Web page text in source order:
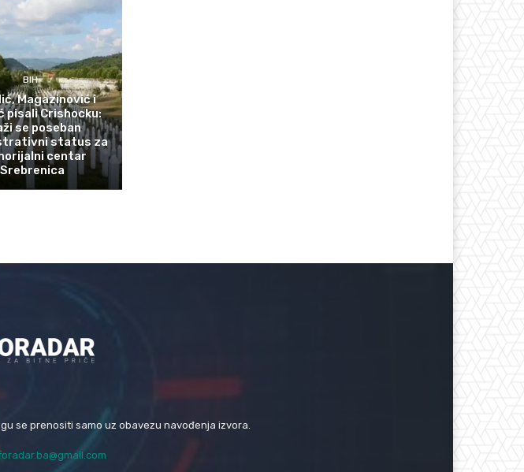
BIH
Magazinović i
pisali Crishocku:
se poseban
status za
centar
Srebrenica
se prenositi samo uz obavezu navođenja izvora.